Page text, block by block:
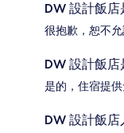
DW 設計飯店
很抱歉，恕不允
DW 設計飯店
是的，住宿提供
DW 設計飯店